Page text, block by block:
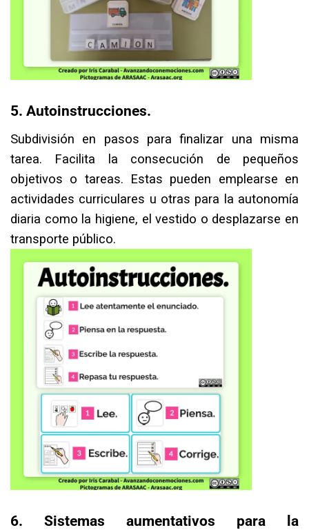
5. Autoinstrucciones.⁣
Subdivisión en pasos para finalizar una misma
tarea. Facilita la consecución de pequeños
objetivos o tareas. Estas pueden emplearse en
actividades curriculares u otras para la autonomía
diaria como la higiene, el vestido o desplazarse en
transporte público.⁣
6. Sistemas aumentativos para la